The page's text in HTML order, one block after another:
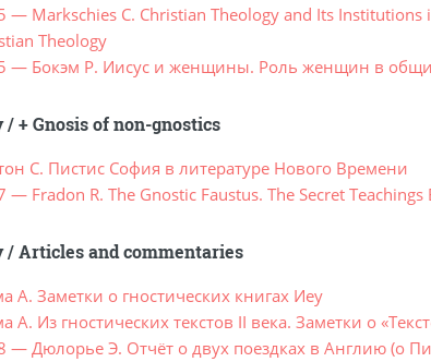
— Markschies C. Christian Theology and Its
Theology
— Бокэм Р. Иисус и женщины. Роль женщин в
/+ Gnosis of non-gnostics
С. Пистис София в литературе Нового Времени
— Fradon R. The Gnostic Faustus. The Secret Teachings
/Articles and commentaries
А. Заметки о гностических книгах Иеу
А. Из гностических текстов II века. Заметки о
— Дюлорье Э. Отчёт о двух поездках в Англию (о